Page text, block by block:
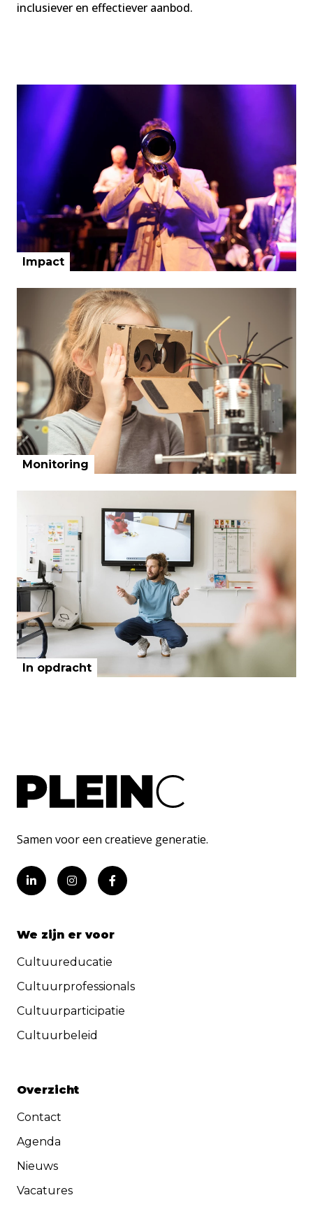
inclusiever en effectiever aanbod.
Impact
Monitoring
In opdracht
Samen voor een creatieve generatie.
We zijn er voor
Cultuureducatie
Cultuurprofessionals
Cultuurparticipatie
Cultuurbeleid
Overzicht
Contact
Agenda
Nieuws
Vacatures